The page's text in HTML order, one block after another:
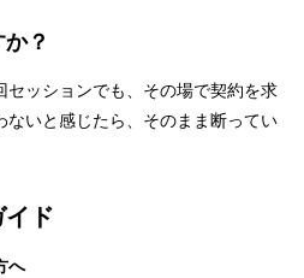
？
セッションでも、その場で契約を求
ないと感じたら、そのまま断ってい
ド
へ